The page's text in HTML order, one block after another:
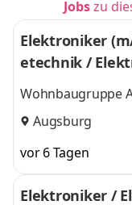
Jobszu
Elektroniker
etechnik /
Wohnbaugruppe
Augsburg
vor 6 Tagen
Elektroniker /